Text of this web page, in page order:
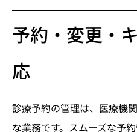
予約・変更・
応
診療予約の管理は、医療機
な業務です。スムーズな予